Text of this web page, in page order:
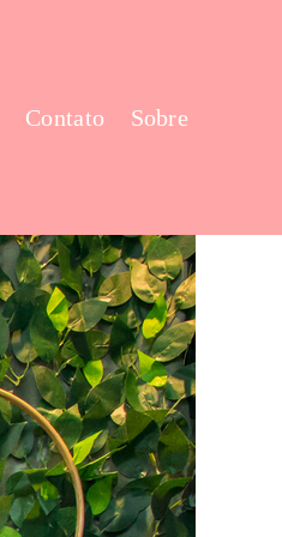
Contato Sobre